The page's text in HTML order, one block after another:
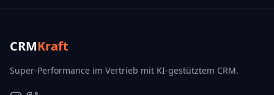
CRMKraft
Super-Performance im Vertrieb mit KI-gestütztem CRM.